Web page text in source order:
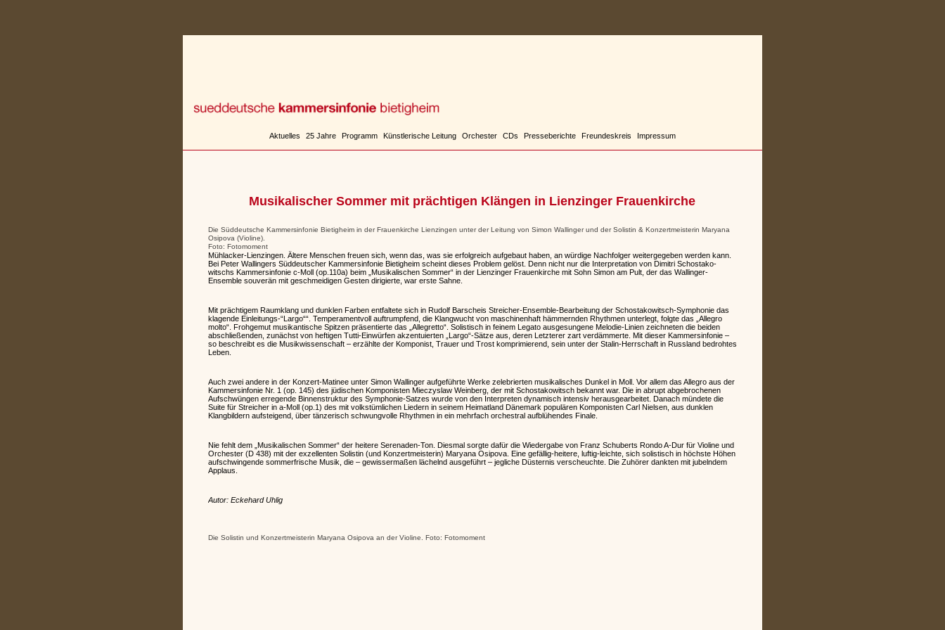
Aktuelles 25 Jahre Programm Künstlerische Leitung Orchester CDs Presseberichte Freundeskreis Impressum
Musikalischer Sommer mit prächtigen Klängen in Lienzinger Frauenkirche
Die Süddeutsche Kammersinfonie Bietigheim in der Frauenkirche Lienzingen unter der Leitung von Simon Wallinger und der Solistin & Konzertmeisterin Maryana
Osipova (Violine).
Foto: Fotomoment
Mühlacker-Lienzingen. Ältere Menschen freuen sich, wenn das, was sie erfolgreich aufgebaut haben, an würdige Nachfolger weitergegeben werden kann.
Bei Peter Wallingers Süddeutscher Kammersinfonie Bietigheim scheint dieses Problem gelöst. Denn nicht nur die Interpretation von Dimitri Schostako-
witschs Kammersinfonie c-Moll (op.110a) beim „Musikalischen Sommer“ in der Lienzinger Frauenkirche mit Sohn Simon am Pult, der das Wallinger-
Ensemble souverän mit geschmeidigen Gesten dirigierte, war erste Sahne.
Mit prächtigem Raumklang und dunklen Farben entfaltete sich in Rudolf Barscheis Streicher-Ensemble-Bearbeitung der Schostakowitsch-Symphonie das
klagende Einleitungs-“Largo““. Temperamentvoll auftrumpfend, die Klangwucht von maschinenhaft hämmernden Rhythmen unterlegt, folgte das „Allegro
molto“. Frohgemut musikantische Spitzen präsentierte das „Allegretto“. Solistisch in feinem Legato ausgesungene Melodie-Linien zeichneten die beiden
abschließenden, zunächst von heftigen Tutti-Einwürfen akzentuierten „Largo“-Sätze aus, deren Letzterer zart verdämmerte. Mit dieser Kammersinfonie –
so beschreibt es die Musikwissenschaft – erzählte der Komponist, Trauer und Trost komprimierend, sein unter der Stalin-Herrschaft in Russland bedrohtes
Leben.
Auch zwei andere in der Konzert-Matinee unter Simon Wallinger aufgeführte Werke zelebrierten musikalisches Dunkel in Moll. Vor allem das Allegro aus der
Kammersinfonie Nr. 1 (op. 145) des jüdischen Komponisten Mieczyslaw Weinberg, der mit Schostakowitsch bekannt war. Die in abrupt abgebrochenen
Aufschwüngen erregende Binnenstruktur des Symphonie-Satzes wurde von den Interpreten dynamisch intensiv herausgearbeitet. Danach mündete die
Suite für Streicher in a-Moll (op.1) des mit volkstümlichen Liedern in seinem Heimatland Dänemark populären Komponisten Carl Nielsen, aus dunklen
Klangbildern aufsteigend, über tänzerisch schwungvolle Rhythmen in ein mehrfach orchestral aufblühendes Finale.
Nie fehlt dem „Musikalischen Sommer“ der heitere Serenaden-Ton. Diesmal sorgte dafür die Wiedergabe von Franz Schuberts Rondo A-Dur für Violine und
Orchester (D 438) mit der exzellenten Solistin (und Konzertmeisterin) Maryana Osipova. Eine gefällig-heitere, luftig-leichte, sich solistisch in höchste Höhen
aufschwingende sommerfrische Musik, die – gewissermaßen lächelnd ausgeführt – jegliche Düsternis verscheuchte. Die Zuhörer dankten mit jubelndem
Applaus.
Autor: Eckehard Uhlig
Die Solistin und Konzertmeisterin Maryana Osipova an der Violine. Foto: Fotomoment